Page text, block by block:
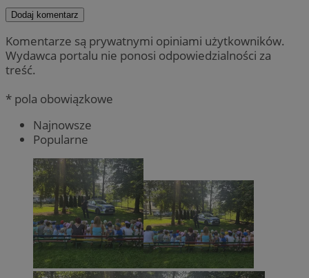
Dodaj komentarz
Komentarze są prywatnymi opiniami użytkowników.
Wydawca portalu nie ponosi odpowiedzialności za
treść.
* pola obowiązkowe
Najnowsze
Popularne